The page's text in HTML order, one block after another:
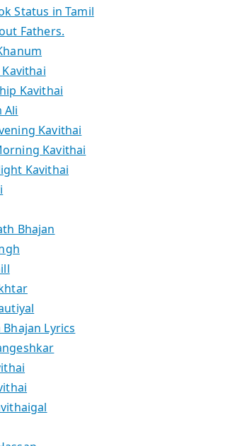
Status in Tamil
Fathers.
Kavithai
Kavithai
Ali
Kavithai
Kavithai
Kavithai
Bhajan
Lyrics